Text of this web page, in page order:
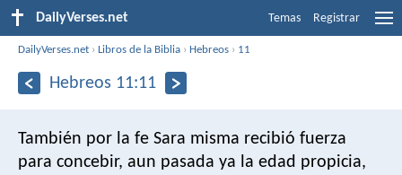
DailyVerses.net Temas Registrar
DailyVerses.net ›Libros de la Biblia › Hebreos › 11
Hebreos 11:11
También por la fe Sara misma recibió fuerza
para concebir, aun pasada ya la edad propicia,